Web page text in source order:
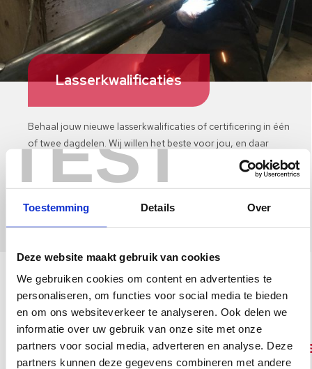
TEST
Toestemming Details Over
Deze website maakt gebruik van cookies
We gebruiken cookies om content en advertenties te
personaliseren, om functies voor social media te bieden
en om ons websiteverkeer te analyseren. Ook delen we
informatie over uw gebruik van onze site met onze
partners voor social media, adverteren en analyse. Deze
partners kunnen deze gegevens combineren met andere
Lasserkwalificaties
Behaal jouw nieuwe lasserkwalificaties of certificering in één
of twee dagdelen. Wij willen het beste voor jou, en daar
helpen we je graag bij!
Specialiseer inAWS, NEN ENofASME IX.
Vakschool
Overige opleidingen
Lasserkwalificaties
Lascertificeringen